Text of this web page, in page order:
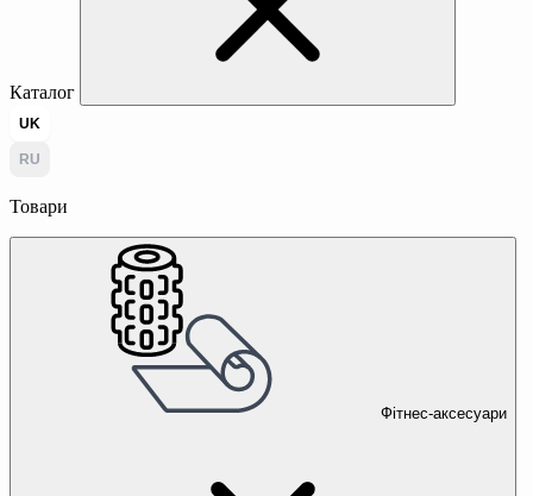
Каталог
UK
RU
Товари
Фітнес-аксесуари